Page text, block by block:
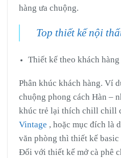
hàng ưa chuộng.
Top thiết kế nội
Thiết kế theo khách hàng
Phân khúc khách hàng. Ví
chuộng phong cách Hàn –
khúc trẻ lại thích chill chill
Vintage , hoặc mục đích là
văn phòng thì thiết kế
Đối với thiết kế mở cà phê